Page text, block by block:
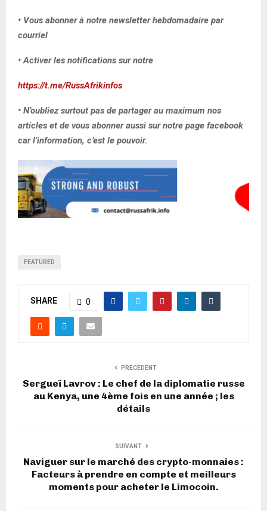
• Vous abonner à notre newsletter hebdomadaire par
courriel
• Activer les notifications sur notre
https://t.me/RussAfrikinfos
• N’oubliez surtout pas de partager au maximum nos
articles et de vous abonner aussi sur notre page facebook
car l’information, c’est le pouvoir.
FEATURED
SHARE 0
PRECEDENT
Sergueï Lavrov : Le chef de la diplomatie russe
au Kenya, une 4ème fois en une année ; les
détails
SUIVANT
Naviguer sur le marché des crypto-monnaies :
Facteurs à prendre en compte et meilleurs
moments pour acheter le Limocoin.